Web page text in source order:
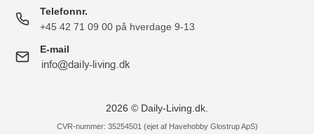
Telefonnr.
+45 42 71 09 00 på hverdage 9-13
E-mail
2026 © Daily-Living.dk.
CVR-nummer: 35254501 (ejet af Havehobby Glostrup ApS)